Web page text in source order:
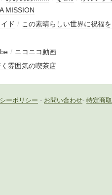
MISSION
ド / この素晴らしい世界に祝福
/ ニコニコ動画
雰囲気の喫茶店
ーポリシー - お問い合わせ- 特定商